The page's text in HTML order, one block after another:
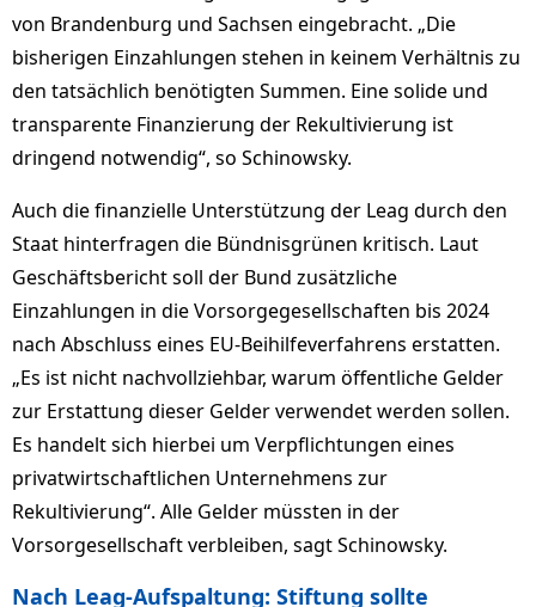
von Brandenburg und Sachsen eingebracht. „Die
bisherigen Einzahlungen stehen in keinem Verhältnis zu
den tatsächlich benötigten Summen. Eine solide und
transparente Finanzierung der Rekultivierung ist
dringend notwendig“, so Schinowsky.
Auch die finanzielle Unterstützung der Leag durch den
Staat hinterfragen die Bündnisgrünen kritisch. Laut
Geschäftsbericht soll der Bund zusätzliche
Einzahlungen in die Vorsorgegesellschaften bis 2024
nach Abschluss eines EU-Beihilfeverfahrens erstatten.
„Es ist nicht nachvollziehbar, warum öffentliche Gelder
zur Erstattung dieser Gelder verwendet werden sollen.
Es handelt sich hierbei um Verpflichtungen eines
privatwirtschaftlichen Unternehmens zur
Rekultivierung“. Alle Gelder müssten in der
Vorsorgesellschaft verbleiben, sagt Schinowsky.
Nach Leag-Aufspaltung: Stiftung sollte